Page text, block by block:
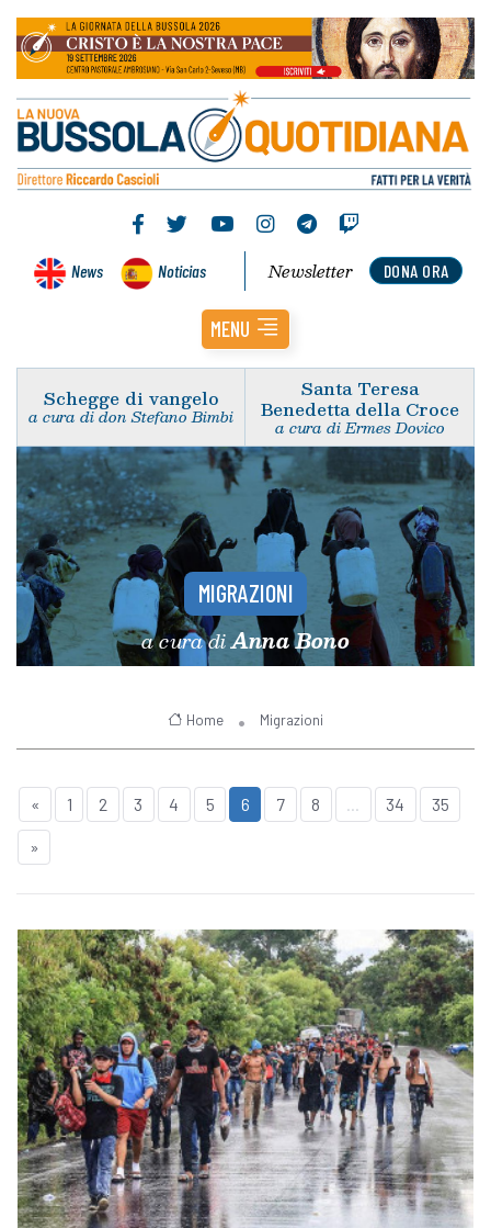
News Noticias DONA ORA
Newsletter
MENU
Schegge di vangelo
a cura di don Stefano Bimbi
Santa Teresa
Benedetta della Croce
a cura di Ermes Dovico
MIGRAZIONI
a cura diAnna Bono
Home Migrazioni
« 1 2 3 4 5 6 7 8 34 35
»